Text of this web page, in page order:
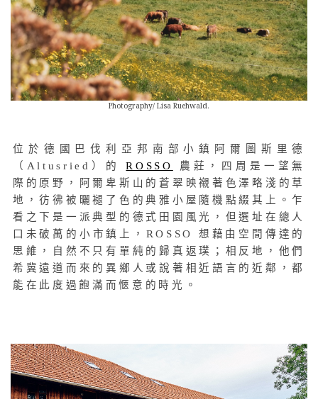
Photography/ Lisa Ruehwald.
位於德國巴伐利亞邦南部小鎮阿爾圖斯里德
（Altusried）的ROSSO
農莊，四周是一望無
際的原野，阿爾卑斯山的蒼翠映襯著色澤略淺的草
地，彷彿被曬褪了色的典雅小屋隨機點綴其上。乍
看之下是一派典型的德式田園風光，但選址在總人
口未破萬的小市鎮上，ROSSO 想藉由空間傳達的
思維，自然不只有單純的歸真返璞；相反地，他們
希冀遠道而來的異鄉人或說著相近語言的近鄰，都
能在此度過飽滿而愜意的時光。